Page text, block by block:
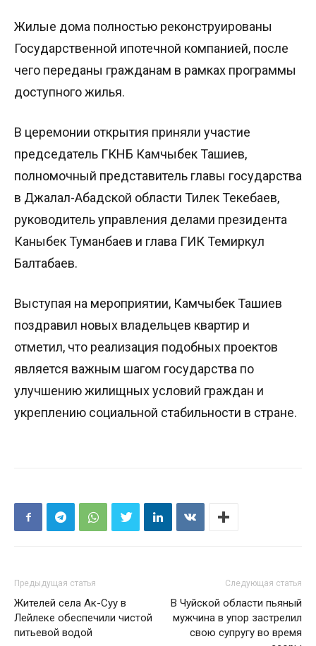
Жилые дома полностью реконструированы
Государственной ипотечной компанией, после
чего переданы гражданам в рамках программы
доступного жилья.
В церемонии открытия приняли участие
председатель ГКНБ Камчыбек Ташиев,
полномочный представитель главы государства
в Джалал-Абадской области Тилек Текебаев,
руководитель управления делами президента
Каныбек Туманбаев и глава ГИК Темиркул
Балтабаев.
Выступая на мероприятии, Камчыбек Ташиев
поздравил новых владельцев квартир и
отметил, что реализация подобных проектов
является важным шагом государства по
улучшению жилищных условий граждан и
укреплению социальной стабильности в стране.
Предыдущая статья
Жителей села Ак-Суу в
Лейлеке обеспечили чистой
питьевой водой
Следующая статья
В Чуйской области пьяный
мужчина в упор застрелил
свою супругу во время